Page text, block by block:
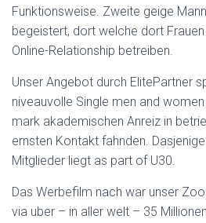
Funktionsweise. Zweite geige
begeistert, dort welche dort
Online-Relationship betreiben.
Unser Angebot durch ElitePartner
niveauvolle Single men and
mark akademischen Anreiz in
ernsten Kontakt fahnden.
Mitglieder liegt as part of U30.
Das Werbefilm nach war unser
via uber – in aller welt – 35